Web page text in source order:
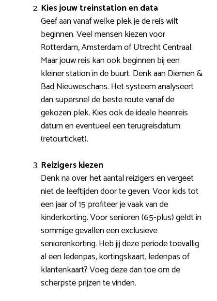
Kies jouw treinstation en data
Geef aan vanaf welke plek je de reis wilt
beginnen. Veel mensen kiezen voor
Rotterdam, Amsterdam of Utrecht Centraal.
Maar jouw reis kan ook beginnen bij een
kleiner station in de buurt. Denk aan Diemen &
Bad Nieuweschans. Het systeem analyseert
dan supersnel de beste route vanaf de
gekozen plek. Kies ook de ideale heenreis
datum en eventueel een terugreisdatum
(retourticket).
Reizigers kiezen
Denk na over het aantal reizigers en vergeet
niet de leeftijden door te geven. Voor kids tot
een jaar of 15 profiteer je vaak van de
kinderkorting. Voor senioren (65-plus) geldt in
sommige gevallen een exclusieve
seniorenkorting. Heb jij deze periode toevallig
al een ledenpas, kortingskaart, ledenpas of
klantenkaart? Voeg deze dan toe om de
scherpste prijzen te vinden.